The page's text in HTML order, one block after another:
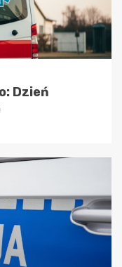
Dzień